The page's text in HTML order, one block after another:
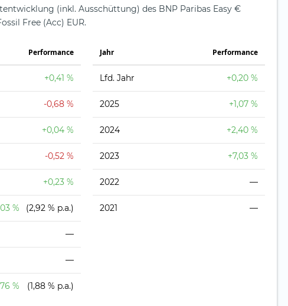
(inkl. Ausschüttung) des BNP Paribas Easy €
Free (Acc) EUR.
Perfor­mance
+0,41 %
-0,68 %
+0,04 %
-0,52 %
+0,23 %
% (2,92 % p.a.)
—
—
% (1,88 % p.a.)
Jahr Perfor­mance
Lfd. Jahr +0,20 %
2025 +1,07 %
2024 +2,40 %
2023 +7,03 %
2022 —
2021 —